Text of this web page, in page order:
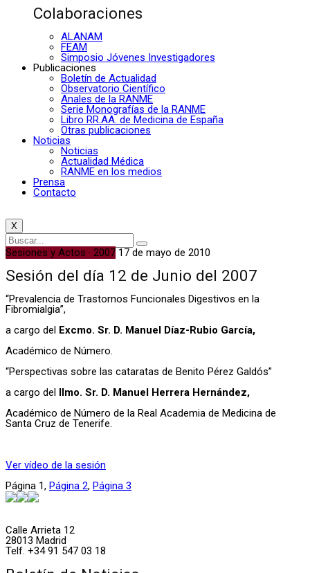
Colaboraciones
ALANAM
FEAM
Simposio Jóvenes Investigadores
Publicaciones
Boletín de Actualidad
Observatorio Científico
Anales de la RANME
Serie Monografías de la RANME
Libro RR.AA. de Medicina de España
Otras publicaciones
Noticias
Noticias
Actualidad Médica
RANME en los medios
Prensa
Contacto
X
Sesiones y Actos · 2007 17 de mayo de 2010
Sesión del día 12 de Junio del 2007
“Prevalencia de Trastornos Funcionales Digestivos en la
Fibromialgia”,
a cargo del Excmo. Sr. D. Manuel Díaz-Rubio García,
Académico de Número.
“Perspectivas sobre las cataratas de Benito Pérez Galdós”
a cargo del Ilmo. Sr. D. Manuel Herrera Hernández,
Académico de Número de la Real Academia de Medicina de
Santa Cruz de Tenerife.
Ver vídeo de la sesión
Página 1, Página 2, Página 3
Calle Arrieta 12
28013 Madrid
Telf. +34 91 547 03 18